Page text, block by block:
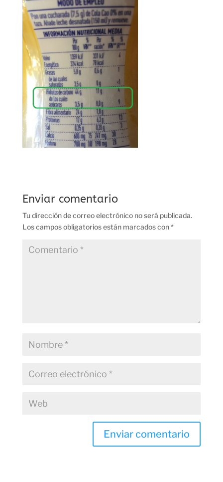
Enviar comentario
Tu dirección de correo electrónico no será publicada.
Los campos obligatorios están marcados con*